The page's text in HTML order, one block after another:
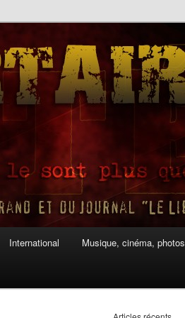
International Musique, cinéma, photos